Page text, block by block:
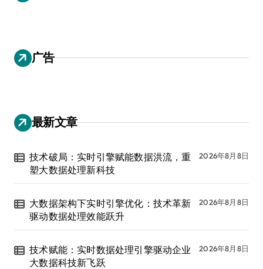
广告
最新文章
技术破局：实时引擎赋能数据洪流，重
塑大数据处理新科技
2026年8月8日
大数据架构下实时引擎优化：技术革新
驱动数据处理效能跃升
2026年8月8日
技术赋能：实时数据处理引擎驱动企业
大数据科技新飞跃
2026年8月8日